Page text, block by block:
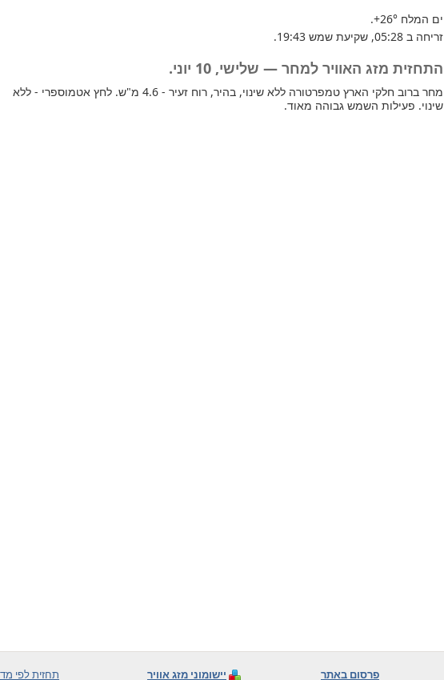
ים המלח +26°
.
זריחה ב 05:28, שקיעת שמש 19:43.
התחזית מזג האוויר למחר — שלישי, 10 יוני.
מחר ברוב חלקי הארץ טמפרטורה ללא שינוי, בהיר, רוח זעיר - 4.6 מ"ש. לחץ אטמוספרי - ללא
שינוי. פעילות השמש גבוהה מאוד.
פרסום באתר יישומוני מזג אוויר תחזית לפי